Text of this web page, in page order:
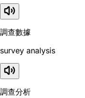
調查數據
survey analysis
調查分析